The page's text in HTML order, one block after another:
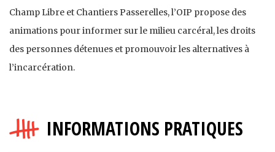
Champ Libre et Chantiers Passerelles, l’OIP propose des
animations pour informer sur le milieu carcéral, les droits
des personnes détenues et promouvoir les alternatives à
l’incarcération.
INFORMATIONS PRATIQUES